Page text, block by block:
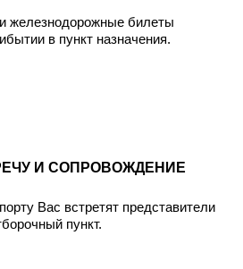
железнодорожные билеты
в пункт назначения.
И СОПРОВОЖДЕНИЕ
Вас встретят представители
пункт.